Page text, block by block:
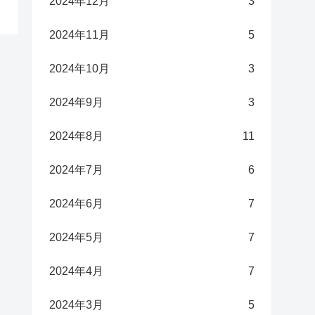
2024年11月 5
2024年10月 3
2024年9月 3
2024年8月 11
2024年7月 6
2024年6月 7
2024年5月 7
2024年4月 7
2024年3月 5